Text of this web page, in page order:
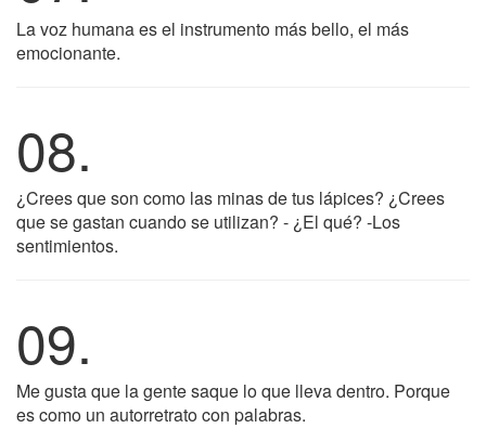
La voz humana es el instrumento más bello, el más
emocionante.
08.
¿Crees que son como las minas de tus lápices? ¿Crees
que se gastan cuando se utilizan? - ¿El qué? -Los
sentimientos.
09.
Me gusta que la gente saque lo que lleva dentro. Porque
es como un autorretrato con palabras.